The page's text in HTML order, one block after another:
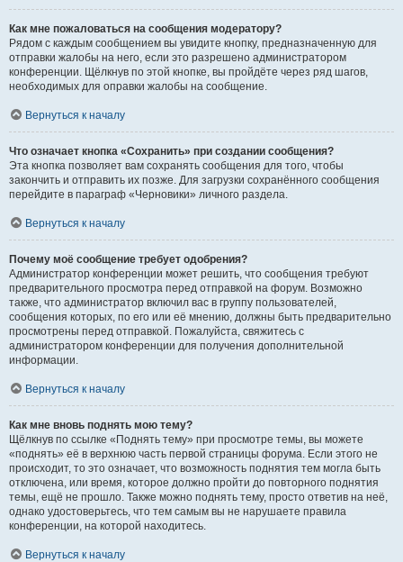
Как мне пожаловаться на сообщения модератору?
Рядом с каждым сообщением вы увидите кнопку, предназначенную для
отправки жалобы на него, если это разрешено администратором
конференции. Щёлкнув по этой кнопке, вы пройдёте через ряд шагов,
необходимых для оправки жалобы на сообщение.
Вернуться к началу
Что означает кнопка «Сохранить» при создании сообщения?
Эта кнопка позволяет вам сохранять сообщения для того, чтобы
закончить и отправить их позже. Для загрузки сохранённого сообщения
перейдите в параграф «Черновики» личного раздела.
Вернуться к началу
Почему моё сообщение требует одобрения?
Администратор конференции может решить, что сообщения требуют
предварительного просмотра перед отправкой на форум. Возможно
также, что администратор включил вас в группу пользователей,
сообщения которых, по его или её мнению, должны быть предварительно
просмотрены перед отправкой. Пожалуйста, свяжитесь с
администратором конференции для получения дополнительной
информации.
Вернуться к началу
Как мне вновь поднять мою тему?
Щёлкнув по ссылке «Поднять тему» при просмотре темы, вы можете
«поднять» её в верхнюю часть первой страницы форума. Если этого не
происходит, то это означает, что возможность поднятия тем могла быть
отключена, или время, которое должно пройти до повторного поднятия
темы, ещё не прошло. Также можно поднять тему, просто ответив на неё,
однако удостоверьтесь, что тем самым вы не нарушаете правила
конференции, на которой находитесь.
Вернуться к началу